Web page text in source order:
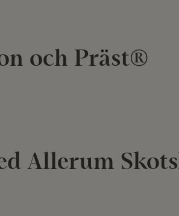
och Präst®
Allerum